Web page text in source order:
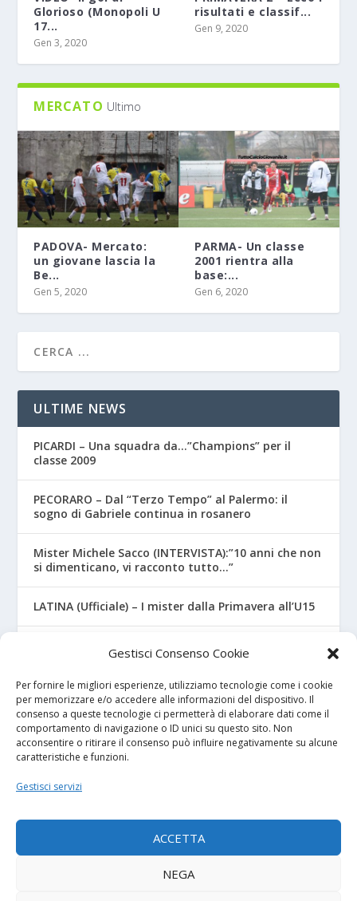
Gestisci Consenso Cookie
Per fornire le migliori esperienze, utilizziamo tecnologie come i cookie
per memorizzare e/o accedere alle informazioni del dispositivo. Il
consenso a queste tecnologie ci permetterà di elaborare dati come il
comportamento di navigazione o ID unici su questo sito. Non
acconsentire o ritirare il consenso può influire negativamente su alcune
caratteristiche e funzioni.
Gestisci servizi
ACCETTA
NEGA
Glorioso (Monopoli U
17...
Gen 3, 2020
risultati e classif...
Gen 9, 2020
MERCATO Ultimo
PADOVA- Mercato:
un giovane lascia la
Be...
Gen 5, 2020
PARMA- Un classe
2001 rientra alla
base:...
Gen 6, 2020
ULTIME NEWS
PICARDI – Una squadra da…”Champions” per il
classe 2009
PECORARO – Dal “Terzo Tempo” al Palermo: il
sogno di Gabriele continua in rosanero
Mister Michele Sacco (INTERVISTA):”10 anni che non
si dimenticano, vi racconto tutto…”
LATINA (Ufficiale) – I mister dalla Primavera all’U15
CROTONE – Primavera/Under 17, novità sui nuovi
I NOSTRI SPONSOR
Calcio Panchina
Diretta.it